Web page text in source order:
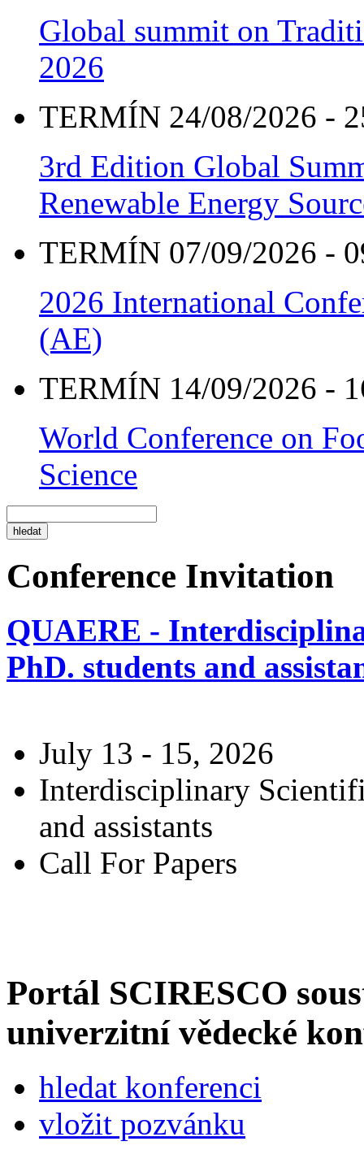
Global summit on
2026
TERMÍN 24/08/2026 -
3rd Edition Global
Renewable Energy
TERMÍN 07/09/2026 -
2026 International
(AE)
TERMÍN 14/09/2026 -
World Conference on
Science
Conference Invitation
QUAERE -
PhD. students and
July 13 - 15, 2026
Interdisciplinary
and assistants
Call For Papers
Portál SCIRESCO
univerzitní vědecké
hledat konferenci
vložit pozvánku